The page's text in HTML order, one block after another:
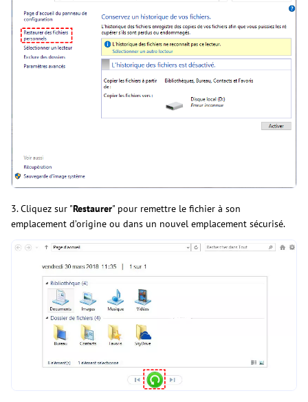
3. Cliquez sur "Restaurer" pour remettre le fichier à son
emplacement d’origine ou dans un nouvel emplacement sécurisé.